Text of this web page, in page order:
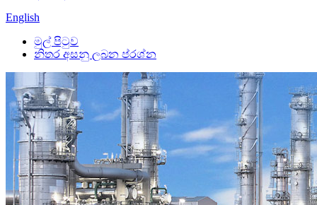
English
මුල් පිටුව
නිතර අසනු ලබන ප්රශ්න